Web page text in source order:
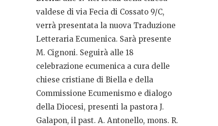
valdese di via Fecia di Cossato 9/C,
verrà presentata la nuova Traduzione
Letteraria Ecumenica. Sarà presente
M. Cignoni. Seguirà alle 18
celebrazione ecumenica a cura delle
chiese cristiane di Biella e della
Commissione Ecumenismo e dialogo
della Diocesi, presenti la pastora J.
Galapon, il past. A. Antonello, mons. R.